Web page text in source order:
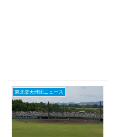
東北楽天球団ニュース